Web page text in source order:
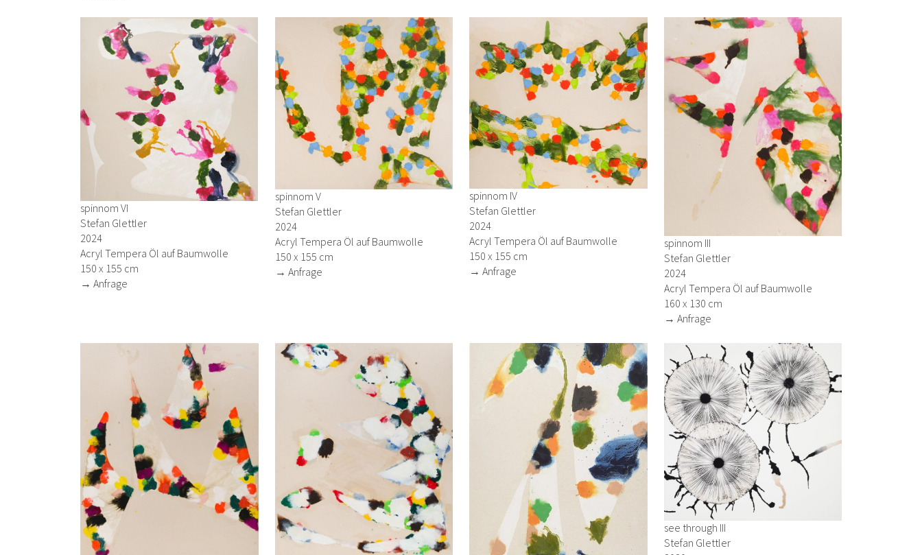
spinnom VI
Stefan Glettler
2024
Acryl Tempera Öl auf Baumwolle
150 x 155 cm
→ Anfrage
spinnom V
Stefan Glettler
2024
Acryl Tempera Öl auf Baumwolle
150 x 155 cm
→ Anfrage
spinnom IV
Stefan Glettler
2024
Acryl Tempera Öl auf Baumwolle
150 x 155 cm
→ Anfrage
spinnom III
Stefan Glettler
2024
Acryl Tempera Öl auf Baumwolle
160 x 130 cm
→ Anfrage
see through III
Stefan Glettler